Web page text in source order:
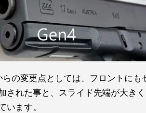
の変更点としては、フロントにも
された事と、スライド先端が大きく
います。